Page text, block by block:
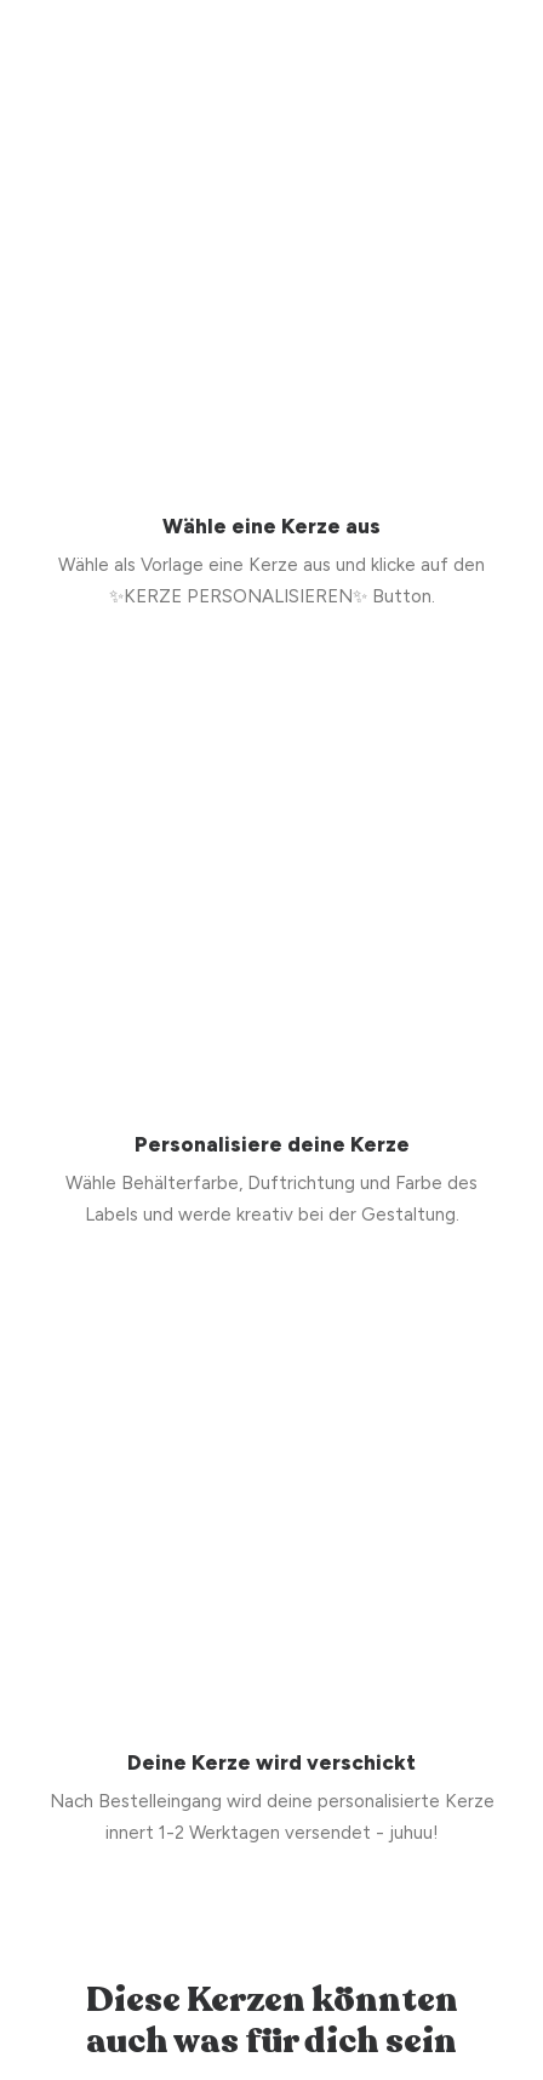
Wähle eine Kerze aus
Wähle als Vorlage eine Kerze aus und klicke auf den
✨KERZE PERSONALISIEREN✨ Button.
Personalisiere deine Kerze
Wähle Behälterfarbe, Duftrichtung und Farbe des
Labels und werde kreativ bei der Gestaltung.
Deine Kerze wird verschickt
Nach Bestelleingang wird deine personalisierte Kerze
innert 1-2 Werktagen versendet - juhuu!
Diese Kerzen könnten
auch was für dich sein